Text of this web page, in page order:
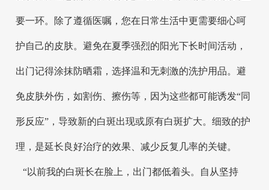
要一环。除了遵循医嘱，您在日常生活中更需要细心呵
护自己的皮肤。避免在夏季强烈的阳光下长时间活动，
出门记得涂抹防晒霜，选择温和无刺激的洗护用品。避
免皮肤外伤，如割伤、擦伤等，因为这些都可能诱发“同
形反应”，导致新的白斑出现或原有白斑扩大。细致的护
理，是延长良好治疗的效果、减少反复几率的关键。
“以前我的白斑长在脸上，出门都低着头。自从坚持